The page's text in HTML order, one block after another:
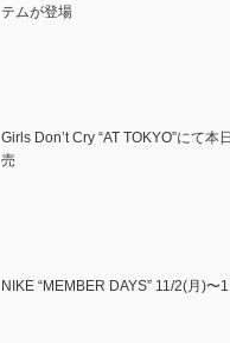
テムが登場
Girls Don’t Cry “AT TOKYO”にて本
売
NIKE “MEMBER DAYS” 11/2(月)〜